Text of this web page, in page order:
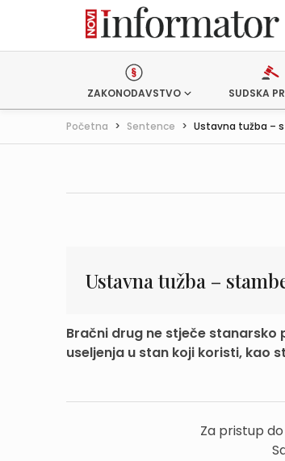
ZAKONODAVSTVO SUDSKA
Početna > Sentence > Ustavna tužba –
Ustavna tužba –
Bračni drug ne stječe
useljenja u stan koji koristi, kao
Za pristup